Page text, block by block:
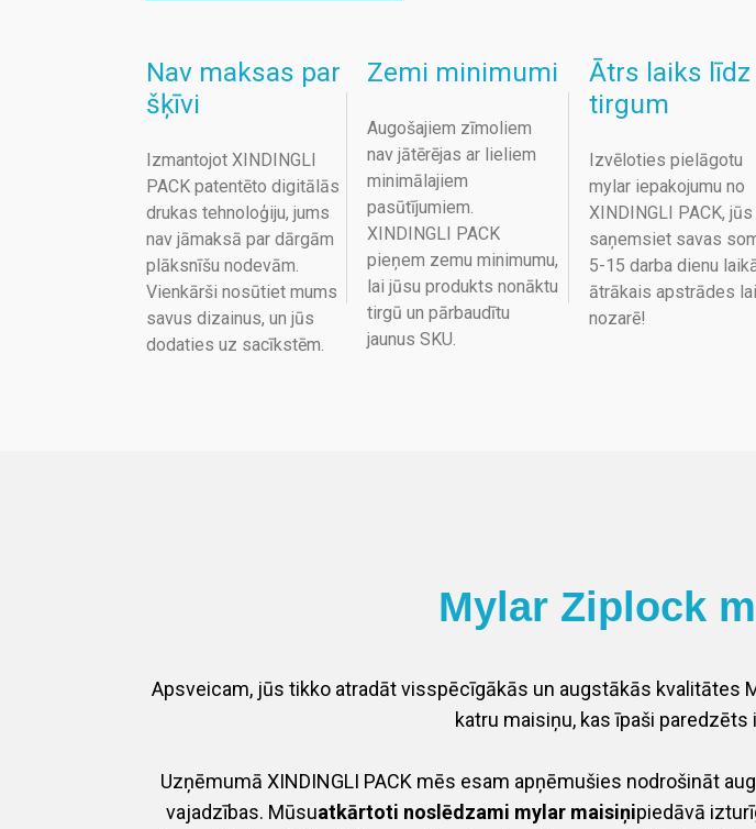
Nav maksas par
šķīvi
Izmantojot XINDINGLI
PACK patentēto digitālās
drukas tehnoloģiju, jums
nav jāmaksā par dārgām
plāksnīšu nodevām.
Vienkārši nosūtiet mums
savus dizainus, un jūs
dodaties uz sacīkstēm.
Zemi minimumi
Augošajiem zīmoliem
nav jātērējas ar lieliem
minimālajiem
pasūtījumiem.
XINDINGLI PACK
pieņem zemu minimumu,
lai jūsu produkts nonāktu
tirgū un pārbaudītu
jaunus SKU.
Ātrs laiks līdz
tirgum
Izvēloties pielāgotu
mylar iepakojumu no
XINDINGLI PACK, jūs
saņemsiet savas
5-15 darba dienu
ātrākais apstrādes
nozarē!
Mylar Ziplock
Apsveicam, jūs tikko atradāt visspēcīgākās un augstākās kvalitātes
katru maisiņu, kas īpaši
Uzņēmumā XINDINGLI PACK mēs esam apņēmušies nodrošināt
vajadzības. Mūsuatkārtoti noslēdzami mylar maisiņipiedāvā